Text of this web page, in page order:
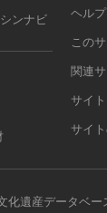
ンナビ ヘルプ
この
関連
サイ
サイ
化遺産データベー